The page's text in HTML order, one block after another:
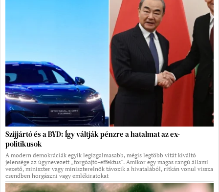
Szijjártó és a BYD: Így váltják pénzre a hatalmat az ex-
politikusok
A modern demokráciák egyik legizgalmasabb, mégis legtöbb vitát kiváltó
jelensége az úgynevezett „forgóajtó-effektus”. Amikor egy magas rangú állami
vezető, miniszter vagy miniszterelnök távozik a hivatalából, ritkán vonul vissza
csendben horgászni vagy emlékiratokat